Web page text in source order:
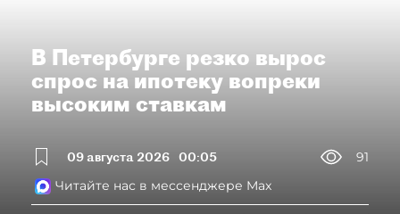
В Петербурге резко вырос
спрос на ипотеку вопреки
высоким ставкам
09 августа 2026 00:05
91
Читайте нас в мессенджере Max